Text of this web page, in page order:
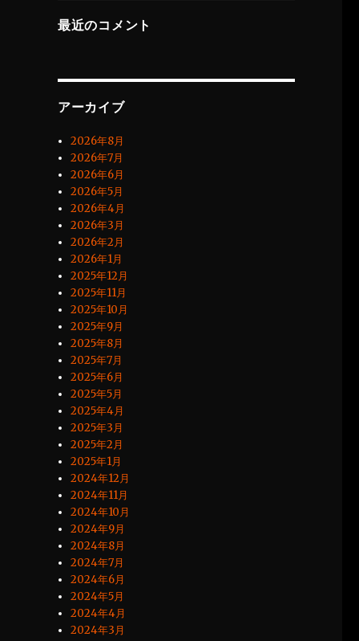
最近のコメント
アーカイブ
2026年8月
2026年7月
2026年6月
2026年5月
2026年4月
2026年3月
2026年2月
2026年1月
2025年12月
2025年11月
2025年10月
2025年9月
2025年8月
2025年7月
2025年6月
2025年5月
2025年4月
2025年3月
2025年2月
2025年1月
2024年12月
2024年11月
2024年10月
2024年9月
2024年8月
2024年7月
2024年6月
2024年5月
2024年4月
2024年3月